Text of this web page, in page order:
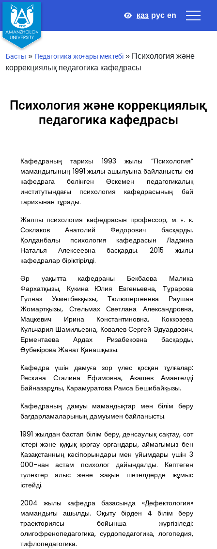
қаз рус en
Басты » Педагогика жоғары мектебі » Психология және
коррекциялық педагогика кафедрасы
Психология және коррекциялық
педагогика кафедрасы
Кафедраның тарихы 1993 жылы “Психология”
мамандығының 1991 жылы ашылуына байланысты екі
кафедраға бөлінген Өскемен педагогикалық
институтындағы психология кафедрасының бай
тарихынан тұрады.
Жалпы психология кафедрасын профессор, м. ғ. к.
Соклаков Анатолий Федорович басқарды.
Қолданбалы психология кафедрасын Ладзина
Наталья Алексеевна басқарды. 2015 жылы
кафедралар біріктірілді.
Әр уақытта кафедраны Бекбаева Малика
Фархатқызы, Кукина Юлия Евгеньевна, Тұрарова
Гүлназ Укметбекқызы, Тюлюпергенева Раушан
Жомартқызы, Стельмах Светлана Александровна,
Мацкевич Ирина Константиновна, Коккозева
Кульчария Шамильевна, Ковалев Сергей Эдуардович,
Ерментаева Ардах Ризабековна басқарды,
Әубәкірова Жанат Қанашқызы.
Кафедра үшін дамуға зор үлес қосқан тұлғалар:
Рескина Сталина Ефимовна, Акашев Амангелді
Байназарұлы, Карамуратова Раиса Бешибайқызы.
Кафедраның дамуы мамандықтар мен білім беру
бағдарламаларының дамуымен байланысты.
1991 жылдан бастап білім беру, денсаулық сақтау, сот
істері және құқық қорғау органдары, аймағымыз бен
Қазақстанның кәсіпорындары мен ұйымдары үшін 3
000-нан астам психолог дайындалды. Көптеген
түлектер алыс және жақын шетелдерде жұмыс
істейді.
2004 жылы кафедра базасында «Дефектология»
мамандығы ашылды. Оқыту бірден 4 білім беру
траекториясы бойынша жүргізіледі:
олигофренопедагогика, сурдопедагогика, логопедия,
тифлопедагогика.